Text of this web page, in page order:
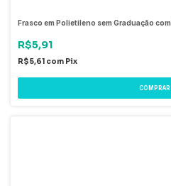
Frasco em Polietileno sem Graduação
R$5,91
R$5,61 com Pix
COMPRAR